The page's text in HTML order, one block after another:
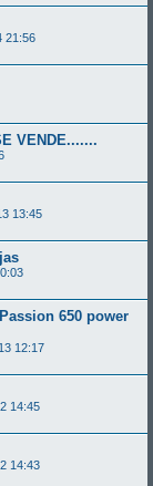
21:56
VENDE.......
13:45
650 power
12:17
14:45
14:43